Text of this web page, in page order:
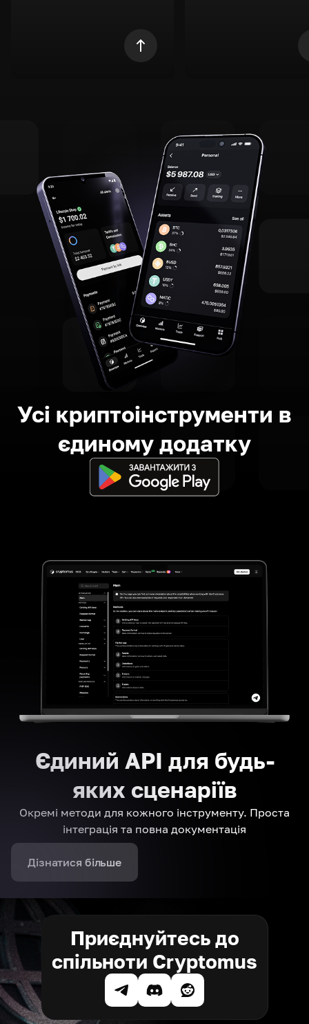
Усі криптоінструменти в
єдиному додатку
Єдиний API для будь-
яких сценаріїв
Окремі методи для кожного інструменту. Проста
інтеграція та повна документація
Дізнатися більше
Приєднуйтесь до
спільноти Cryptomus